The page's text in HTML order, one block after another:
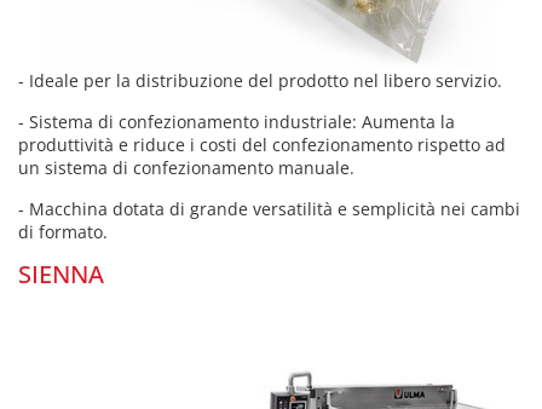
- Ideale per la distribuzione del prodotto nel libero servizio.
- Sistema di confezionamento industriale: Aumenta la
produttività e riduce i costi del confezionamento rispetto ad
un sistema di confezionamento manuale.
- Macchina dotata di grande versatilità e semplicità nei cambi
di formato.
SIENNA